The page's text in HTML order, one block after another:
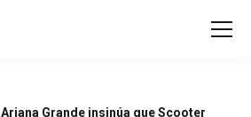
Ariana Grande insinúa que Scooter